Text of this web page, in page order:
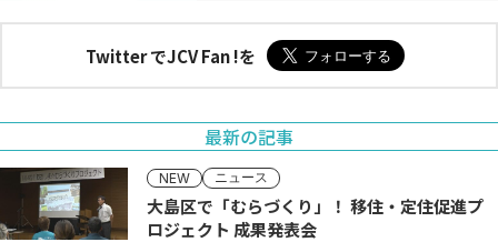
Twitter でJCV Fan !を
最新の記事
NEW ニュース
大島区で「むらづくり」！ 移住・定住促進プ
ロジェクト 成果発表会